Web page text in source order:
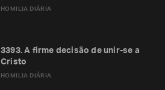
HOMILIA DIÁRIA
HOMILIA DIÁRIA
3393. A firme decisão de unir-se a
Cristo